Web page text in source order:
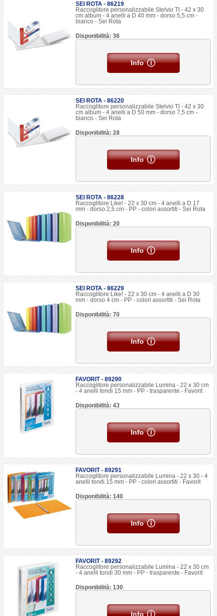
SEI ROTA - 86219
Raccoglitore personalizzabile Stelvio TI - 42 x 30
cm album - 4 anelli a D 40 mm - dorso 5,5 cm -
bianco - Sei Rota
Disponibilità: 36
Info
SEI ROTA - 86220
Raccoglitore personalizzabile Stelvio TI - 42 x 30
cm album - 4 anelli a D 50 mm - dorso 7,5 cm -
bianco - Sei Rota
Disponibilità: 28
Info
SEI ROTA - 86228
Raccoglitore Like! - 22 x 30 cm - 4 anelli a D 17
mm - dorso 2,5 cm - PP - colori assortiti - Sei Rota
Disponibilità: 20
Info
SEI ROTA - 86229
Raccoglitore Like! - 22 x 30 cm - 4 anelli a D 30
mm - dorso 4 cm - PP - colori assortiti - Sei Rota
Disponibilità: 70
Info
FAVORIT - 89290
Raccoglitore personalizzabile Lumina - 22 x 30 cm
- 4 anelli tondi 15 mm - PP - trasparente - Favorit
Disponibilità: 43
Info
FAVORIT - 89291
Raccoglitore personalizzabile Lumina - 22 x 30 - 4
anelli tondi 15 mm - PP - colori assortiti - Favorit
Disponibilità: 140
Info
FAVORIT - 89292
Raccoglitore personalizzabile Lumina - 22 x 30 cm
- 4 anelli tondi 30 mm - PP - trasparente - Favorit
Disponibilità: 130
Info